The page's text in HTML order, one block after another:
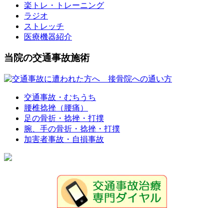
楽トレ・トレーニング
ラジオ
ストレッチ
医療機器紹介
当院の交通事故施術
交通事故・むちうち
腰椎捻挫（腰痛）
足の骨折・捻挫・打撲
腕、手の骨折・捻挫・打撲
加害者事故・自損事故